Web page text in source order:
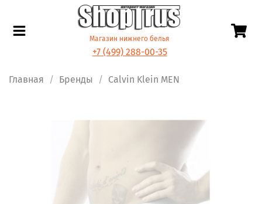
Магазин нижнего белья
+7 (499) 288-00-35
Главная Бренды Calvin Klein MEN